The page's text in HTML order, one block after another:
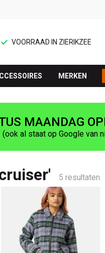
VOORRAAD IN ZIERIKZEE
MERKEN
MAANDAG
(ook al staat op Google van
5 resultaten